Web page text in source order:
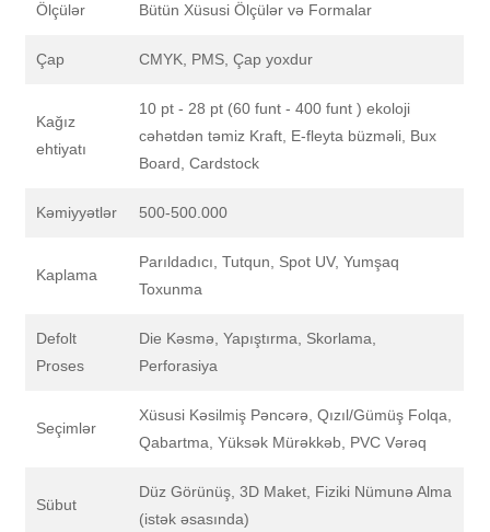
Ölçülər Bütün Xüsusi Ölçülər və Formalar
Çap CMYK, PMS, Çap yoxdur
Kağız
ehtiyatı
10 pt - 28 pt (60 funt - 400 funt ) ekoloji
cəhətdən təmiz Kraft, E-fleyta büzməli, Bux
Board, Cardstock
Kəmiyyətlər 500-500.000
Kaplama
Parıldadıcı, Tutqun, Spot UV, Yumşaq
Toxunma
Defolt
Proses
Die Kəsmə, Yapıştırma, Skorlama,
Perforasiya
Seçimlər
Xüsusi Kəsilmiş Pəncərə, Qızıl/Gümüş Folqa,
Qabartma, Yüksək Mürəkkəb, PVC Vərəq
Sübut
Düz Görünüş, 3D Maket, Fiziki Nümunə Alma
(istək əsasında)